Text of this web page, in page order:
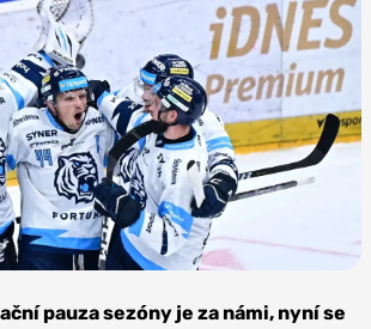
pauza sezóny je za námi, nyní se